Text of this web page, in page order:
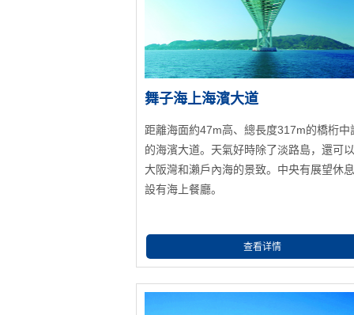
舞子海上海濱大道
距離海面約47m高、總長度317m的橋桁中
的海濱大道。天氣好時除了淡路島，還可
大阪灣和瀨戶內海的景致。中央有展望休
設有海上餐廳。
查看详情